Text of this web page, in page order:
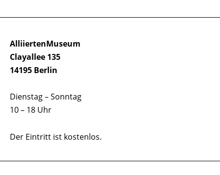
AlliiertenMuseum
Clayallee 135
14195 Berlin
Dienstag – Sonntag
10 – 18 Uhr
Der Eintritt ist kostenlos.